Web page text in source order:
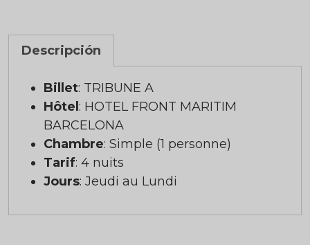
Descripción
Billet: TRIBUNE A
Hôtel: HOTEL FRONT MARITIM
BARCELONA
Chambre: Simple (1 personne)
Tarif: 4 nuits
Jours: Jeudi au Lundi